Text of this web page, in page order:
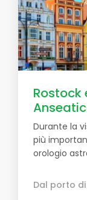
Rostock
Durante la
più
orologio
Dal porto